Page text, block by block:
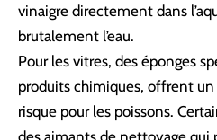
vinaigre directement dans
brutalement l’eau.
Pour les vitres, des éponges
produits chimiques, offrent
risque pour les poissons.
des aimants de nettoyage